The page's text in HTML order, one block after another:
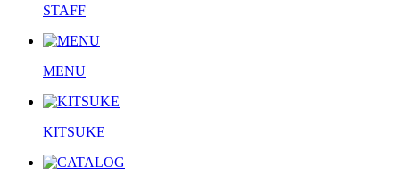
STAFF
MENU
KITSUKE